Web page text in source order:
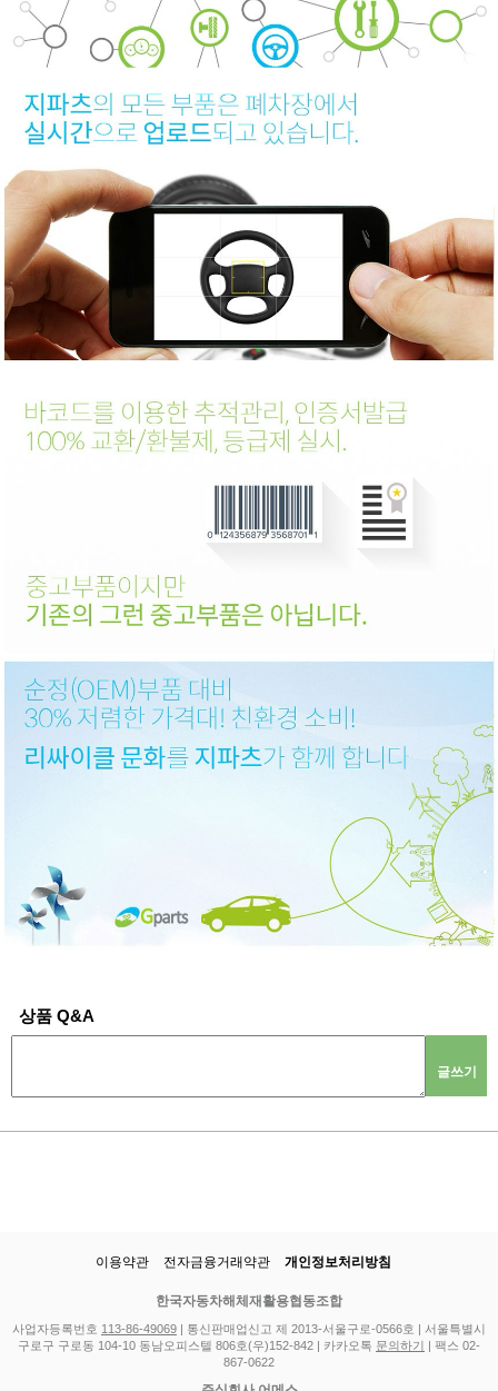
상품 Q&A
글쓰기
이용약관 전자금융거래약관 개인정보처리방침
한국자동차해체재활용협동조합
사업자등록번호 113-86-49069 | 통신판매업신고 제 2013-서울구로-0566호 | 서울특별시
구로구 구로동 104-10 동남오피스텔 806호(우)152-842 | 카카오톡 문의하기
| 팩스 02-
867-0622